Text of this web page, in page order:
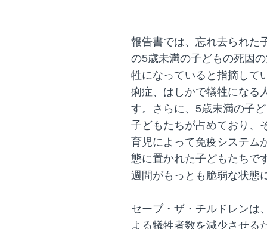
報告書では、忘れ去られた
の5歳未満の子どもの死因
牲になっていると指摘して
痢症、はしかで犠牲になる
す。さらに、5歳未満の子
子どもたちが占めており、
育児によって免疫システム
態に置かれた子どもたちで
週間がもっとも脆弱な状態
セーブ・ザ・チルドレンは
よる犠牲者数を減少させる